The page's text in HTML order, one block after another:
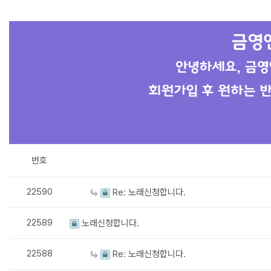
번호
22590 Re: 노래신청합니다.
22589 노래신청합니다.
22588 Re: 노래신청합니다.